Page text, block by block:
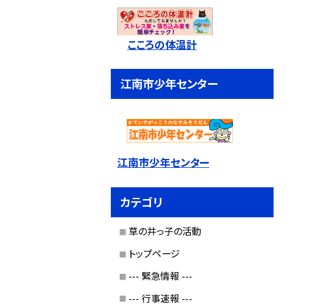
こころの体温計
江南市少年センター
江南市少年センター
カテゴリ
草の井っ子の活動
トップページ
--- 緊急情報 ---
--- 行事速報 ---